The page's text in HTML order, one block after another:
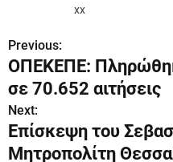
xx
Π
λ
ο
ή
Previous:
ΟΠΕΚΕΠΕ:
σε 70.652 αιτήσεις
Next:
Επίσκεψη του
Μητροπολίτη